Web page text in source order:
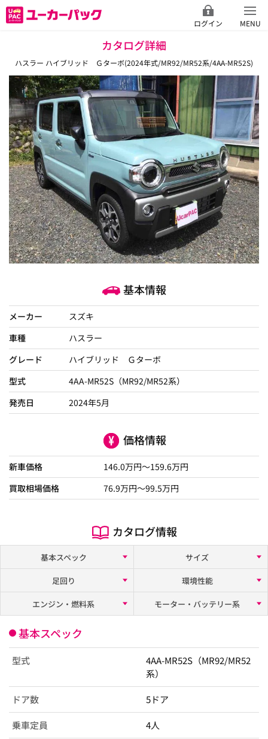
ログイン MENU
カタログ詳細
ハスラー ハイブリッド Ｇターボ(2024年式/MR92/MR52系/4AA-MR52S)
基本情報
メーカー
スズキ
車種
ハスラー
グレード
ハイブリッド Ｇターボ
型式
4AA-MR52S（MR92/MR52系）
発売日
2024年5月
価格情報
新車価格 146.0万円～159.6万円
買取相場価格
76.9万円〜99.5万円
カタログ情報
基本スペック
サイズ
足回り
環境性能
エンジン・燃料系
モーター・バッテリー系
基本スペック
型式
4AA-MR52S（MR92/MR52
系）
ドア数 5ドア
乗車定員 4人